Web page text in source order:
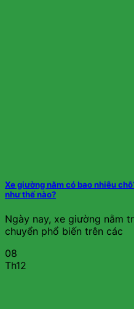
Xe giường nằm có bao nhiêu
như thế nào?
Ngày nay, xe giường nằm
chuyển phổ biến trên các
08
Th12